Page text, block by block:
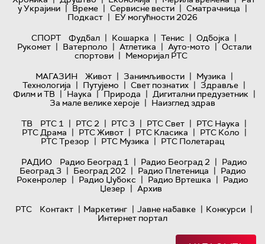
у Украјини | Време | Сервисне вести | Сматрачница |
Подкаст | ЕУ могућности 2026
СПОРТ
Фудбал | Кошарка | Тенис | Одбојка |
Рукомет | Ватерполо | Атлетика | Ауто-мото | Остали
спортови | Меморијал РТС
МАГАЗИН
Живот | Занимљивости | Музика |
Технологијa | Путујемо | Свет познатих | Здравље |
Филм и ТВ | Наука | Природа | Дигитални предузетник |
За мале велике хероје | Наизглед здрав
ТВ
РТС 1 | РТС 2 | РТС 3 | РТС Свет | РТС Наука |
РТС Драма | РТС Живот | РТС Класика | РТС Коло |
РТС Трезор | РТС Музика | РТС Полетарац
РАДИО
Радио Београд 1 | Радио Београд 2 | Радио
Београд 3 | Београд 202 | Радио Плетеница | Радио
Рокенролер | Радио Џубокс | Радио Вртешка | Радио
Џезер | Архив
РТС
Контакт | Маркетинг | Јавне набавке | Конкурси |
Интернет портал